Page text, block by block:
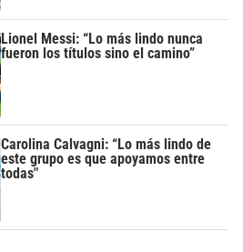
Lionel Messi: “Lo más lindo nunca
fueron los títulos sino el camino”
Carolina Calvagni: “Lo más lindo de
este grupo es que apoyamos entre
todas"